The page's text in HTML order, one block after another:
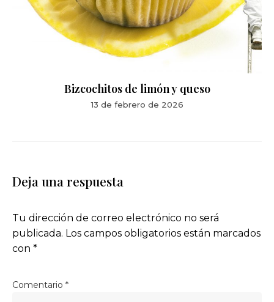
Bizcochitos de limón y queso
13 de febrero de 2026
Deja una respuesta
Tu dirección de correo electrónico no será
publicada. Los campos obligatorios están marcados
con *
Comentario *